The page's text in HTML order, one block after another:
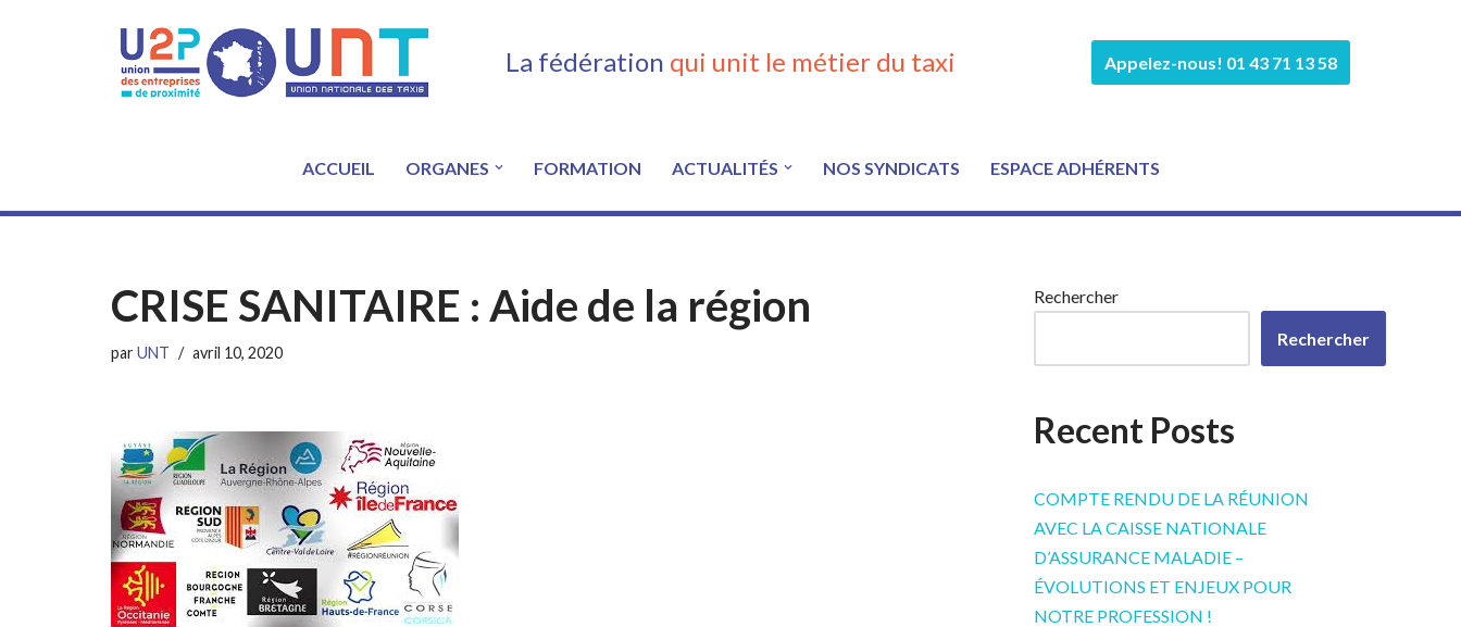
La fédération qui unit le métier du taxi Appelez-nous! 01 43 71 13 58
ACCUEIL ORGANES FORMATION ACTUALITÉS NOS SYNDICATS ESPACE ADHÉRENTS
CRISE SANITAIRE : Aide de la région
parUNT avril 10, 2020
Rechercher
Rechercher
Recent Posts
COMPTE RENDU DE LA RÉUNION
AVEC LA CAISSE NATIONALE
D’ASSURANCE MALADIE –
ÉVOLUTIONS ET ENJEUX POUR
NOTRE PROFESSION !